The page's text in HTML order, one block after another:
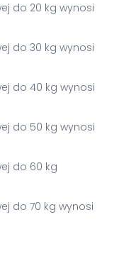
do 20 kg wynosi
do 30 kg wynosi
do 40 kg wynosi
do 50 kg wynosi
do 60 kg
do 70 kg wynosi